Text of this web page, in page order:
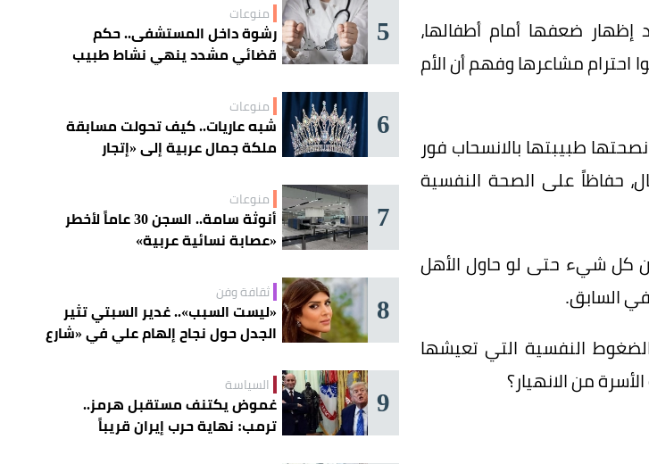
إظهار ضعفها أمام أطفالها،
احترام مشاعرها وفهم أن الأم
طبيبتها بالانسحاب فور
حفاظاً على الصحة النفسية
كل شيء حتى لو حاول الأهل
في السابق.
النفسية التي تعيشها
من الانهيار؟
5 منوعات
رشوة داخل المستشفى.. حكم
قضائي مشدد ينهي نشاط طبيب
6 منوعات
شبه عاريات.. كيف تحولت مسابقة
ملكة جمال عربية إلى «إتجار
7 منوعات
أنوثة سامة.. السجن 30 عاماً لأخطر
«عصابة نسائية عربية»
8 ثقافة وفن
«ليست السبب».. غدير السبتي تثير
الجدل حول نجاح إلهام علي في «شارع
9 السياسة
غموض يكتنف مستقبل هرمز..
ترمب: نهاية حرب إيران قريباً